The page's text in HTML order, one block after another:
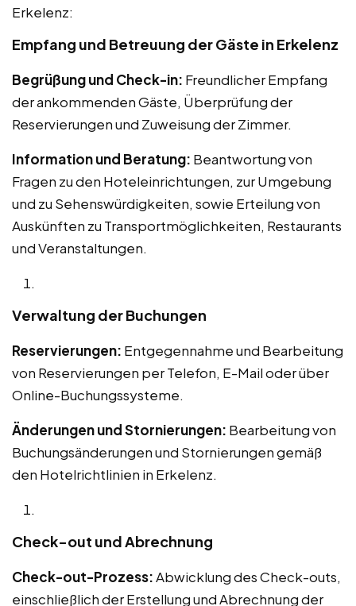
Erkelenz:
Empfang und Betreuung der Gäste in Erkelenz
Begrüßung und Check-in: Freundlicher Empfang
der ankommenden Gäste, Überprüfung der
Reservierungen und Zuweisung der Zimmer.
Information und Beratung: Beantwortung von
Fragen zu den Hoteleinrichtungen, zur Umgebung
und zu Sehenswürdigkeiten, sowie Erteilung von
Auskünften zu Transportmöglichkeiten, Restaurants
und Veranstaltungen.
Verwaltung der Buchungen
Reservierungen: Entgegennahme und Bearbeitung
von Reservierungen per Telefon, E-Mail oder über
Online-Buchungssysteme.
Änderungen und Stornierungen: Bearbeitung von
Buchungsänderungen und Stornierungen gemäß
den Hotelrichtlinien in Erkelenz.
Check-out und Abrechnung
Check-out-Prozess:Abwicklung des Check-outs,
einschließlich der Erstellung und Abrechnung der